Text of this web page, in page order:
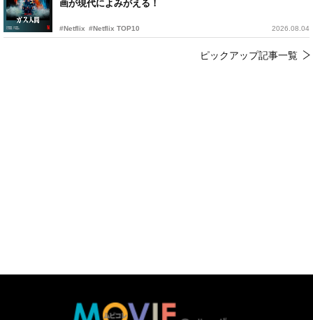
画が現代によみがえる！
#Netflix #Netflix TOP10 2026.08.04
ピックアップ記事一覧